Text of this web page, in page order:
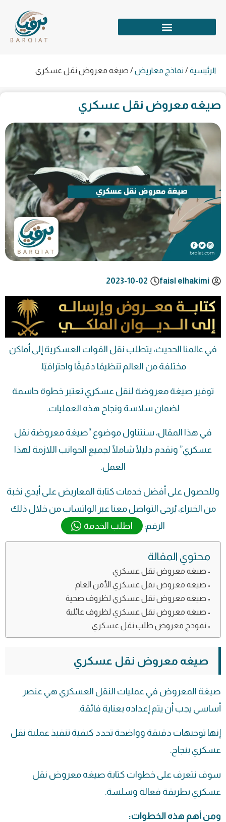
الرئيسية/نماذج معاريض/ صيغه معروض نقل عسكري
صيغه معروض نقل عسكري
faisl elhakimi
2023-10-02
في عالمنا الحديث، يتطلب نقل القوات العسكرية إلى أماكن
مختلفة من العالم تنظيمًا دقيقًا واحترافيًا.
توفير صيغة معروضة لنقل عسكري تعتبر خطوة حاسمة
لضمان سلاسة ونجاح هذه العمليات.
في هذا المقال، سنتناول موضوع “صيغة معروضة نقل
عسكري” ونقدم دليلًا شاملًا لجميع الجوانب اللازمة لهذا
العمل.
وللحصول على أفضل خدمات كتابة المعاريض على أيدي نخبة
من الخبراء، يُرجى التواصل معنا عبر الواتساب من خلال ذلك
الرقم:
اطلب الخدمة
محتوي المقالة
صيغه معروض نقل عسكري
صيغه معروض نقل عسكري الأمن العام
صيغه معروض نقل عسكري لظروف صحية
صيغه معروض نقل عسكري لظروف عائلية
نموذج معروض طلب نقل عسكري
صيغه معروض نقل عسكري
صيغة المعروض في عمليات النقل العسكري هي عنصر
أساسي يجب أن يتم إعداده بعناية فائقة.
إنها توجيهات دقيقة وواضحة تحدد كيفية تنفيذ عملية نقل
عسكري بنجاح.
سوف نتعرف على خطوات كتابة صيغه معروض نقل
عسكري بطريقة فعالة وسلسة.
ومن أهم هذه الخطوات: